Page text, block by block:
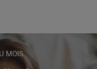
» - La nouvelle revue de
Marque Repère
DE QUALITÉ
MOIS